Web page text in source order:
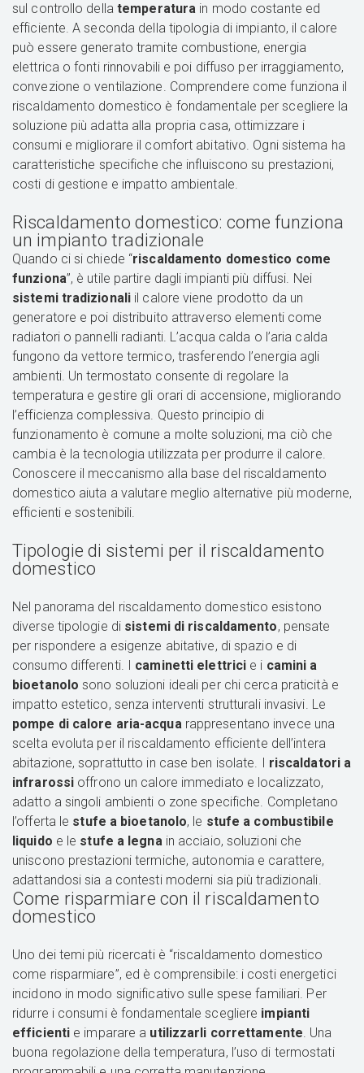
sul controllo della temperatura in modo costante ed
efficiente. A seconda della tipologia di impianto, il calore
può essere generato tramite combustione, energia
elettrica o fonti rinnovabili e poi diffuso per irraggiamento,
convezione o ventilazione. Comprendere come funziona il
riscaldamento domestico è fondamentale per scegliere la
soluzione più adatta alla propria casa, ottimizzare i
consumi e migliorare il comfort abitativo. Ogni sistema ha
caratteristiche specifiche che influiscono su prestazioni,
costi di gestione e impatto ambientale.
Riscaldamento domestico: come funziona
un impianto tradizionale
Quando ci si chiede “riscaldamento domestico come
funziona”, è utile partire dagli impianti più diffusi. Nei
sistemi tradizionali il calore viene prodotto da un
generatore e poi distribuito attraverso elementi come
radiatori o pannelli radianti. L’acqua calda o l’aria calda
fungono da vettore termico, trasferendo l’energia agli
ambienti. Un termostato consente di regolare la
temperatura e gestire gli orari di accensione, migliorando
l’efficienza complessiva. Questo principio di
funzionamento è comune a molte soluzioni, ma ciò che
cambia è la tecnologia utilizzata per produrre il calore.
Conoscere il meccanismo alla base del riscaldamento
domestico aiuta a valutare meglio alternative più moderne,
efficienti e sostenibili.
Tipologie di sistemi per il riscaldamento
domestico
Nel panorama del riscaldamento domestico esistono
diverse tipologie di sistemi di riscaldamento, pensate
per rispondere a esigenze abitative, di spazio e di
consumo differenti. I caminetti elettrici e i camini a
bioetanolosono soluzioni ideali per chi cerca praticità e
impatto estetico, senza interventi strutturali invasivi. Le
pompe di calore aria-acqua rappresentano invece una
scelta evoluta per il riscaldamento efficiente dell’intera
abitazione, soprattutto in case ben isolate. I riscaldatori a
infrarossi offrono un calore immediato e localizzato,
adatto a singoli ambienti o zone specifiche. Completano
l’offerta le stufe a bioetanolo, le stufe a combustibile
liquido e le stufe a legnain acciaio, soluzioni che
uniscono prestazioni termiche, autonomia e carattere,
adattandosi sia a contesti moderni sia più tradizionali.
Come risparmiare con il riscaldamento
domestico
Uno dei temi più ricercati è “riscaldamento domestico
come risparmiare”, ed è comprensibile: i costi energetici
incidono in modo significativo sulle spese familiari. Per
ridurre i consumi è fondamentale scegliere impianti
efficienti e imparare a utilizzarli correttamente. Una
buona regolazione della temperatura, l’uso di termostati